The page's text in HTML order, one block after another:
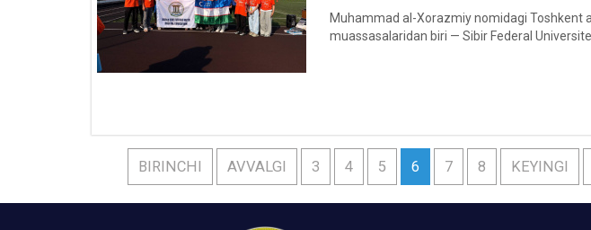
Muhammad al-Xorazmiy nomidagi Toshkent
muassasalaridan biri — Sibir Federal
BIRINCHI AVVALGI 3 4 5 6 7 8 KEYINGI